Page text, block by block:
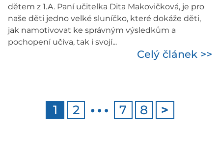
dětem z 1.A. Paní učitelka Dita Makovičková, je pro
naše děti jedno velké sluníčko, které dokáže děti,
jak namotivovat ke správným výsledkům a
pochopení učiva, tak i svojí...
Celý článek >>
1 2 … 7 8 >